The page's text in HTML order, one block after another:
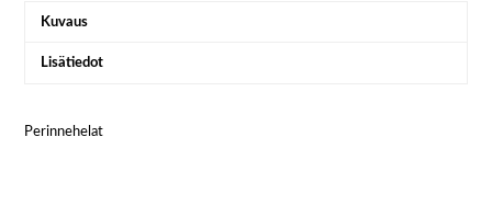
Kuvaus
Lisätiedot
Perinnehelat